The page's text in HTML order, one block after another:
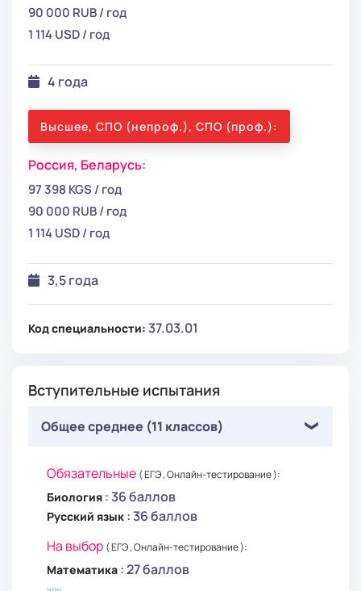
90 000 RUB / год
1 114 USD / год
4 года
Высшее, СПО (непроф.), СПО (проф.):
Россия, Беларусь:
97 398 KGS / год
90 000 RUB / год
1 114 USD / год
3,5 года
Код специальности: 37.03.01
Вступительные испытания
Общее среднее (11 классов)
Обязательные ( ЕГЭ , Онлайн-тестирование ):
Биология : 36 баллов
Русский язык : 36 баллов
На выбор ( ЕГЭ , Онлайн-тестирование ):
Математика : 27 баллов